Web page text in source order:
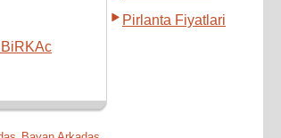
Pirlanta Fiyatlari